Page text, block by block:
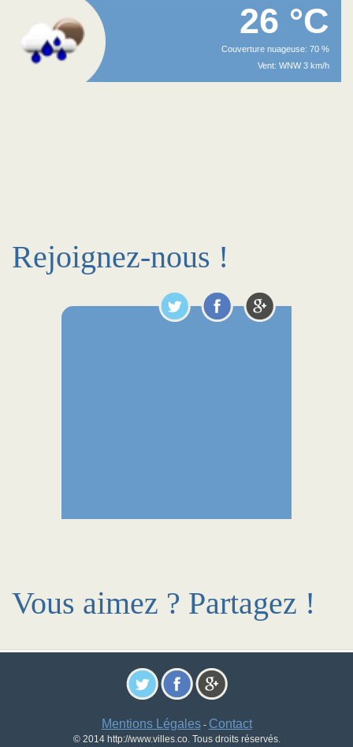
26 °C
Couverture nuageuse: 70 %
Vent: WNW 3 km/h
Rejoignez-nous !
Vous aimez ? Partagez !
Mentions Légales- Contact
© 2014 http://www.villes.co. Tous droits réservés.